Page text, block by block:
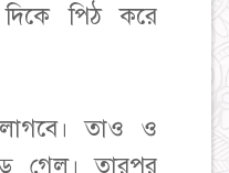
পিঠ করে
তাও ও
গেল। তারপর